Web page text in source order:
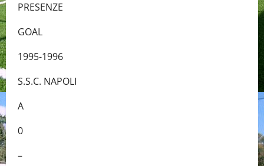
PRESENZE
GOAL
1995-1996
S.S.C. NAPOLI
A
0
–